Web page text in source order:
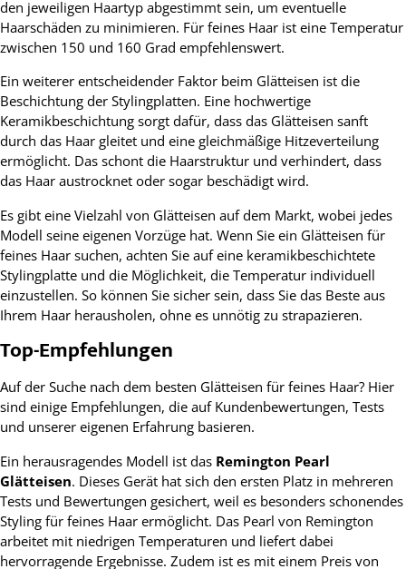
den jeweiligen Haartyp abgestimmt sein, um eventuelle
Haarschäden zu minimieren. Für feines Haar ist eine Temperatur
zwischen 150 und 160 Grad empfehlenswert.
Ein weiterer entscheidender Faktor beim Glätteisen ist die
Beschichtung der Stylingplatten. Eine hochwertige
Keramikbeschichtung sorgt dafür, dass das Glätteisen sanft
durch das Haar gleitet und eine gleichmäßige Hitzeverteilung
ermöglicht. Das schont die Haarstruktur und verhindert, dass
das Haar austrocknet oder sogar beschädigt wird.
Es gibt eine Vielzahl von Glätteisen auf dem Markt, wobei jedes
Modell seine eigenen Vorzüge hat. Wenn Sie ein Glätteisen für
feines Haar suchen, achten Sie auf eine keramikbeschichtete
Stylingplatte und die Möglichkeit, die Temperatur individuell
einzustellen. So können Sie sicher sein, dass Sie das Beste aus
Ihrem Haar herausholen, ohne es unnötig zu strapazieren.
Top-Empfehlungen
Auf der Suche nach dem besten Glätteisen für feines Haar? Hier
sind einige Empfehlungen, die auf Kundenbewertungen, Tests
und unserer eigenen Erfahrung basieren.
Ein herausragendes Modell ist das Remington Pearl
Glätteisen. Dieses Gerät hat sich den ersten Platz in mehreren
Tests und Bewertungen gesichert, weil es besonders schonendes
Styling für feines Haar ermöglicht. Das Pearl von Remington
arbeitet mit niedrigen Temperaturen und liefert dabei
hervorragende Ergebnisse. Zudem ist es mit einem Preis von